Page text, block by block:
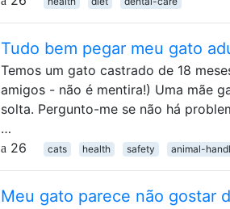
Tudo bem pegar meu gato
Temos um gato castrado de 18
amigos - não é mentira!) Uma mãe
solta. Pergunto-me se não há
…
26
cats health safety animal-
Meu gato parece não gostar